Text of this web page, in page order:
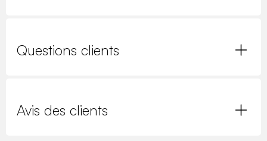
Questions clients
Avis des clients